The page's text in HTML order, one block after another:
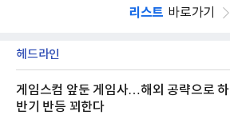
리스트 바로가기
헤드라인
게임스컴 앞둔 게임사…해외 공략으로 하
반기 반등 꾀한다